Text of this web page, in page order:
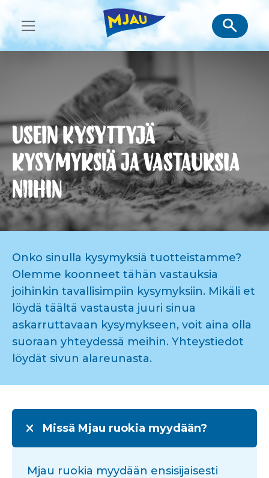
to
content
Usein kysyttyjä
kysymyksiä ja vastauksia
niihin
Onko sinulla kysymyksiä tuotteistamme?
Olemme koonneet tähän vastauksia
joihinkin tavallisimpiin kysymyksiin. Mikäli et
löydä täältä vastausta juuri sinua
askarruttavaan kysymykseen, voit aina olla
suoraan yhteydessä meihin. Yhteystiedot
löydät sivun alareunasta.
Missä Mjau ruokia myydään?
Mjau ruokia myydään ensisijaisesti